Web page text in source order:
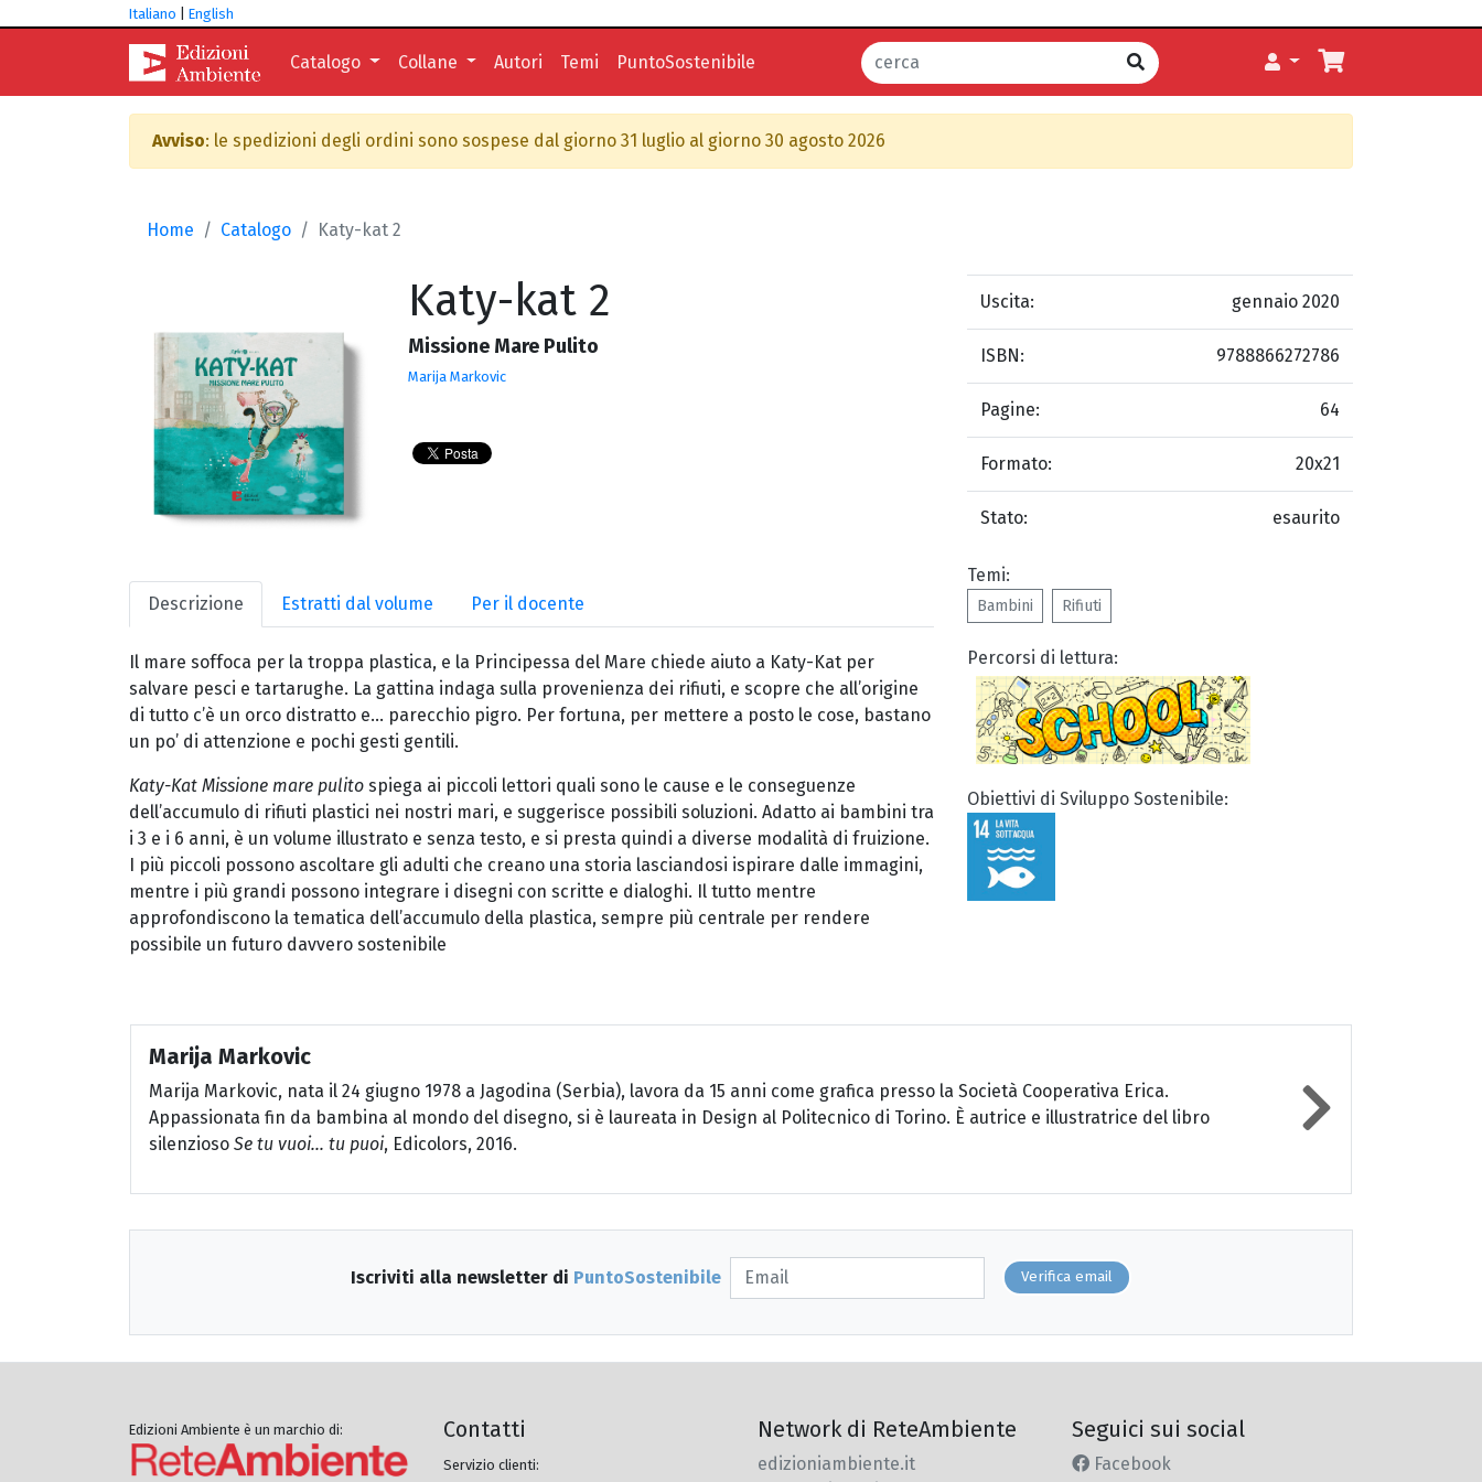
Italiano English
Catalogo Collane Autori Temi PuntoSostenibile
Avviso: le spedizioni degli ordini sono sospese dal giorno 31 luglio al giorno 30 agosto 2026
Home Catalogo Katy-kat 2
Katy-kat 2
Missione Mare Pulito
Marija Markovic
Descrizione Estratti dal volume Per il docente
Il mare soffoca per la troppa plastica, e la Principessa del Mare chiede aiuto a Katy-Kat per
salvare pesci e tartarughe. La gattina indaga sulla provenienza dei rifiuti, e scopre che all’origine
di tutto c’è un orco distratto e... parecchio pigro. Per fortuna, per mettere a posto le cose, bastano
un po’ di attenzione e pochi gesti gentili.
Katy-Kat Missione mare pulito spiega ai piccoli lettori quali sono le cause e le conseguenze
dell’accumulo di rifiuti plastici nei nostri mari, e suggerisce possibili soluzioni. Adatto ai bambini tra
i 3 e i 6 anni, è un volume illustrato e senza testo, e si presta quindi a diverse modalità di fruizione.
I più piccoli possono ascoltare gli adulti che creano una storia lasciandosi ispirare dalle immagini,
mentre i più grandi possono integrare i disegni con scritte e dialoghi. Il tutto mentre
approfondiscono la tematica dell’accumulo della plastica, sempre più centrale per rendere
possibile un futuro davvero sostenibile
Uscita: gennaio 2020
ISBN: 9788866272786
Pagine: 64
Formato: 20x21
Stato: esaurito
Temi:
Bambini Rifiuti
Percorsi di lettura:
Obiettivi di Sviluppo Sostenibile:
Marija Markovic
Marija Markovic, nata il 24 giugno 1978 a Jagodina (Serbia), lavora da 15 anni come grafica presso la Società Cooperativa Erica.
Appassionata fin da bambina al mondo del disegno, si è laureata in Design al Politecnico di Torino. È autrice e illustratrice del libro
silenzioso Se tu vuoi... tu puoi, Edicolors, 2016.
Iscriviti alla newsletter di PuntoSostenibile Verifica email
Edizioni Ambiente è un marchio di: Contatti
Servizio clienti:
Network di ReteAmbiente
edizioniambiente.it
Seguici sui social
Facebook